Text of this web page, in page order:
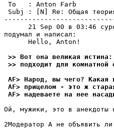
To   : Anton Farb
Subj : [N] Re:
21 Sep 00 в 03:46
подумал и написал:
      Hello, Anton!
>> Вот она великая
>> подходит для комнатной
AF> Народ, вы чего? Какая
AF> прицелом - это ж
AF> надеваете на нее
Ой, мужики, это в
2Модеpатоp А не объявить